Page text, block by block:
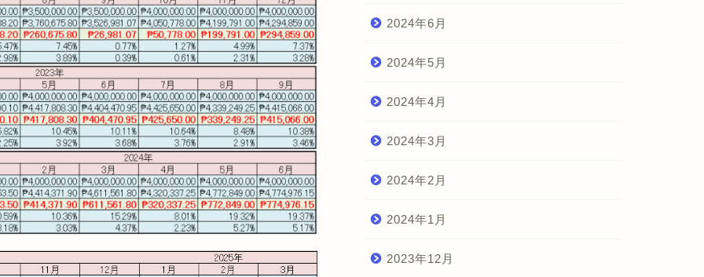
2024年6月
2024年5月
2024年4月
2024年3月
2024年2月
2024年1月
2023年12月